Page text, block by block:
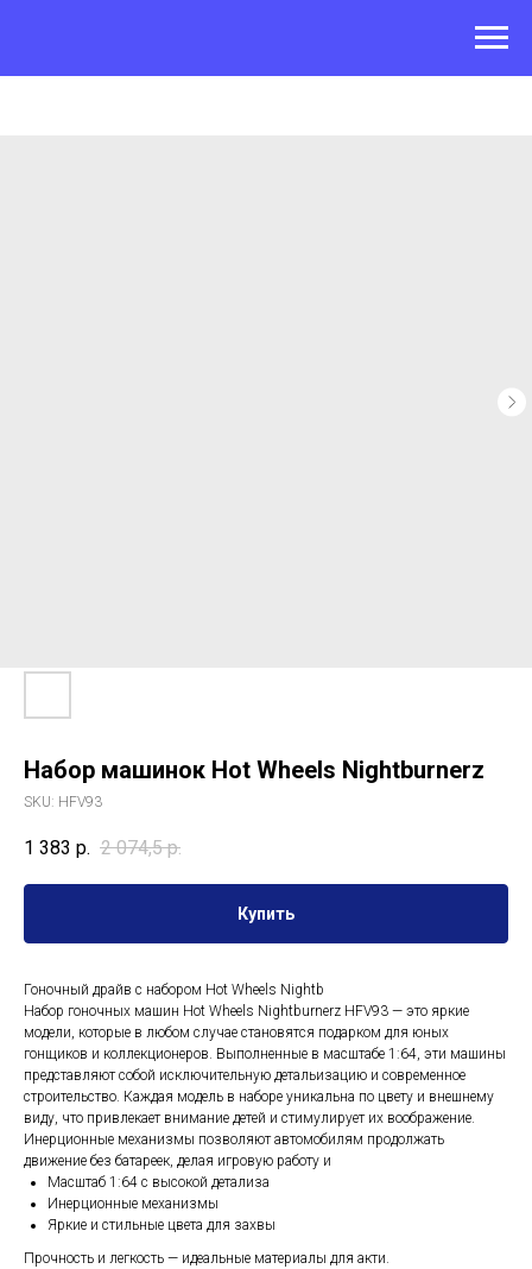
Набор машинок Hot Wheels Nightburnerz
SKU: HFV93
1 383 р. 2 074,5 р.
Купить
Гоночный драйв с набором Hot Wheels Nightb
Набор гоночных машин Hot Wheels Nightburnerz HFV93 — это яркие
модели, которые в любом случае становятся подарком для юных
гонщиков и коллекционеров. Выполненные в масштабе 1:64, эти машины
представляют собой исключительную детальизацию и современное
строительство. Каждая модель в наборе уникальна по цвету и внешнему
виду, что привлекает внимание детей и стимулирует их воображение.
Инерционные механизмы позволяют автомобилям продолжать
движение без батареек, делая игровую работу и
Масштаб 1:64 с высокой детализа
Инерционные механизмы
Яркие и стильные цвета для захвы
Прочность и легкость — идеальные материалы для акти.